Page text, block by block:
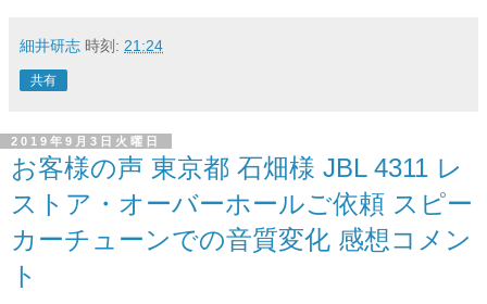
細井研志 時刻: 21:24
共有
2019年9月3日火曜日
お客様の声 東京都 石畑様 JBL 4311 レ
ストア・オーバーホールご依頼 スピー
カーチューンでの音質変化 感想コメン
ト